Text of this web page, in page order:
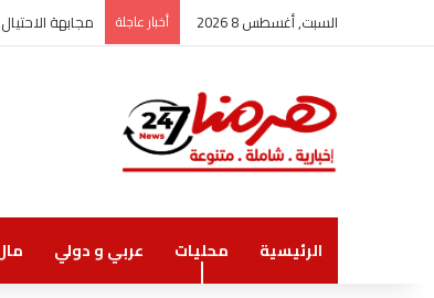
السبت, أغسطس 8 2026 أخبار عاجلة مجابهة
الرئيسية محليات عربي و دولي